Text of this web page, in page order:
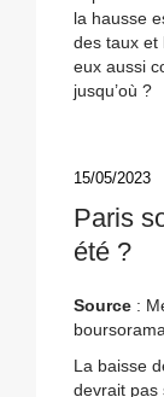
la hausse
des taux et
eux aussi
jusqu’où ?
15/05/2023
Paris
été ?
Source :
La baisse
devrait pas